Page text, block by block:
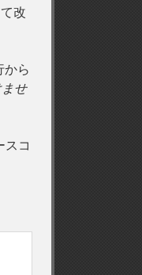
改
から
せ
スコ